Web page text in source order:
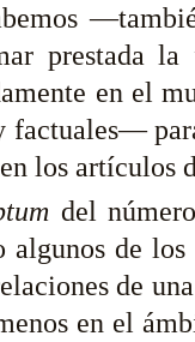
prestada
en el
factuales—
los artículos
del
de
de
en el